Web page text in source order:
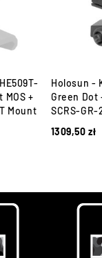
MOS +
Mount
Holosun -
Green Dot
SCRS-GR-
1309,50zł